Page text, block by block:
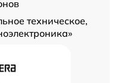
техническое,